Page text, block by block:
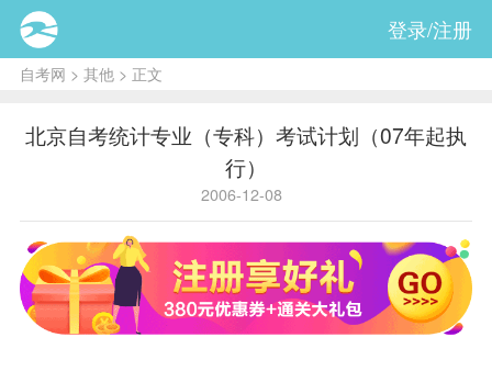
登录/注册
自考网 > 其他 > 正文
北京自考统计专业（专科）考试计划（07年起执
行）
2006-12-08